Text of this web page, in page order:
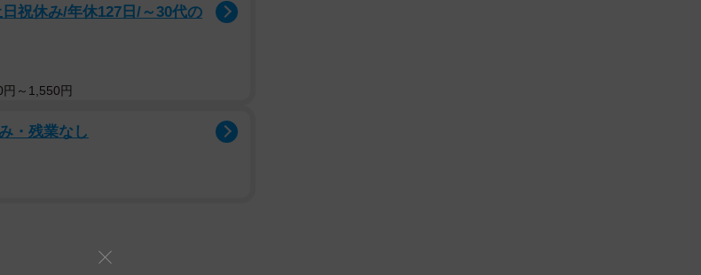
祝休み/年休127日/～30代の
～1,550円
・残業なし